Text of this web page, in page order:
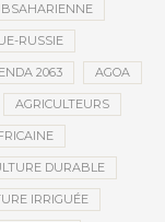
RUSSIE
2063 AGOA
AGRICULTEURS
DURABLE
IRRIGUÉE